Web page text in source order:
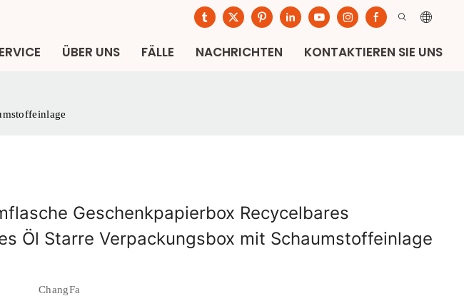
ÜBER UNS FÄLLE NACHRICHTEN KONTAKTIEREN SIE UNS
Geschenkpapierbox Recycelbares
Öl Starre Verpackungsbox mit Schaumstoffeinlage
ChangFa